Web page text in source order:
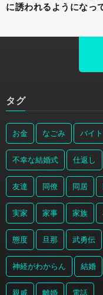
に誘われるようになっ
タグ
お金 なごみ バイト
不幸な結婚式 仕返し
友達 同僚 同居
実家 家事 家族
態度 旦那 武勇伝
神経がわからん 結婚
親戚 離婚 電話